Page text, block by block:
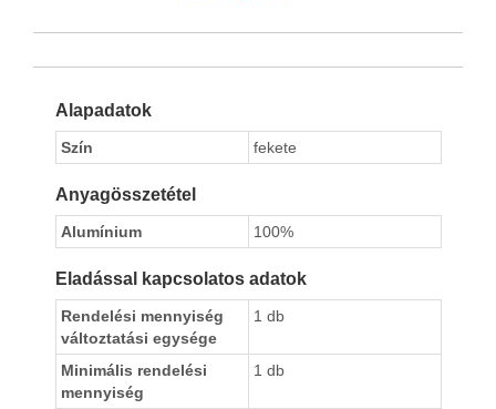
Alapadatok
Szín fekete
Anyagösszetétel
Alumínium 100%
Eladással kapcsolatos adatok
Rendelési mennyiség
változtatási egysége
1 db
Minimális rendelési
mennyiség
1 db